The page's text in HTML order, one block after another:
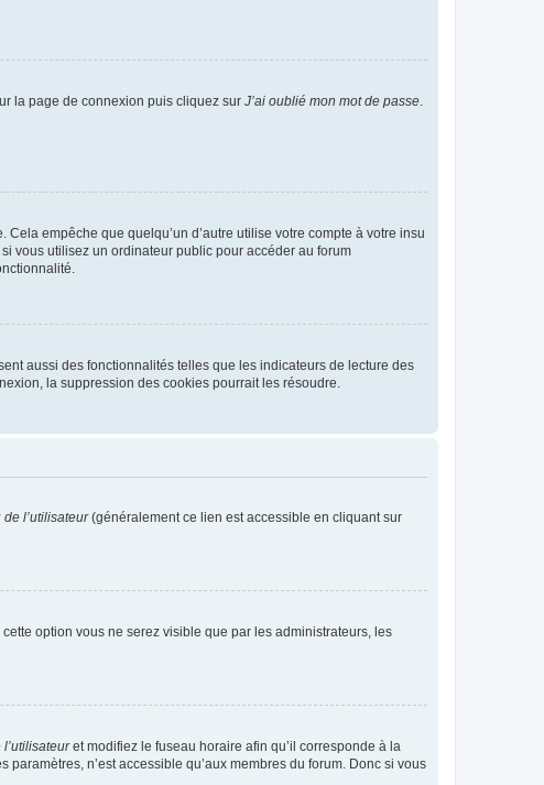
la page de connexion puis cliquez sur J’ai oublié mon mot de passe
empêche que quelqu’un d’autre utilise votre compte à votre insu
vous utilisez un ordinateur public pour accéder au forum
aussi des fonctionnalités telles que les indicateurs de lecture des
la suppression des cookies pourrait les résoudre.
l’utilisateur(généralement ce lien est accessible en cliquant sur
cette option vous ne serez visible que par les administrateurs, les
et modifiez le fuseau horaire afin qu’il corresponde à la
n’est accessible qu’aux membres du forum. Donc si vous